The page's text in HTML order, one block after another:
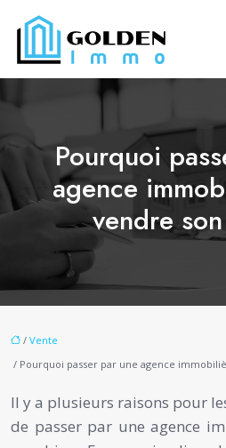
Pourquoi
agence
vendre
/ Vente
/ Pourquoi passer par une agence
Il y a plusieurs raisons pour
de passer par une agence